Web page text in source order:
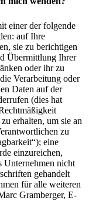
einer der folgende
auf Ihre
sie zu berichtigen
Übermittlung Ihrer
oder ihr zu
Verarbeitung oder
Daten auf der
(dies hat
erhalten, um sie an
zu
eine
einzureichen,
Unternehmen nicht
gehandelt
für alle weiteren
Gramberger, E-